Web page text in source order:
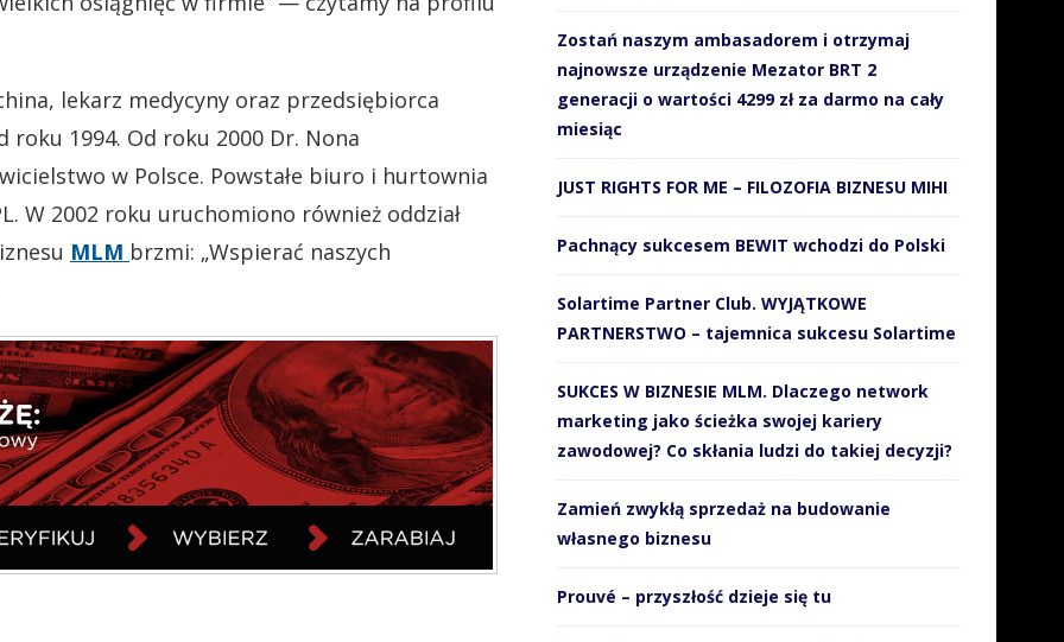
lekarz medycyny oraz przedsiębiorca
1994. Od roku 2000 Dr. Nona
w Polsce. Powstałe biuro i hurtownia
W 2002 roku uruchomiono również oddział
MLM brzmi: „Wspierać naszych
Zostań naszym ambasadorem i otrzymaj
najnowsze urządzenie Mezator BRT 2
generacji o wartości 4299 zł za darmo na cały
miesiąc
JUST RIGHTS FOR ME – FILOZOFIA BIZNESU MIHI
Pachnący sukcesem BEWIT wchodzi do Polski
Solartime Partner Club. WYJĄTKOWE
PARTNERSTWO – tajemnica sukcesu Solartime
SUKCES W BIZNESIE MLM. Dlaczego network
marketing jako ścieżka swojej kariery
zawodowej? Co skłania ludzi do takiej decyzji?
Zamień zwykłą sprzedaż na budowanie
własnego biznesu
Prouvé – przyszłość dzieje się tu